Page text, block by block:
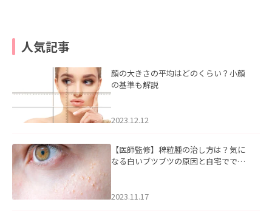
人気記事
顔の大きさの平均はどのくらい？小顔
の基準も解説
2023.12.12
【医師監修】稗粒腫の治し方は？気に
なる白いブツブツの原因と自宅ででき
2023.11.17